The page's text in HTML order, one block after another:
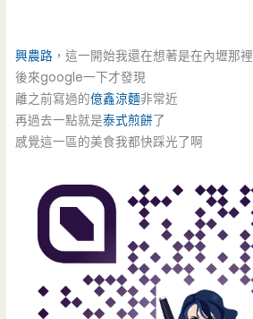
興農路 ，這一開始我還在想著是在內壢那裡
後來google一下才發現
離之前寫過的億鑫涼麵非常近
再過去一點就是泰式煎餅了
感覺這一區的美食我都快踩光了啊